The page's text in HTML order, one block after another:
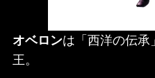
オベロンは「西洋の伝承
王。